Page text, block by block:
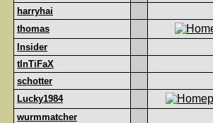
harryhai
thomas
Insider
tInTiFaX
schotter
Lucky1984
wurmmatcher